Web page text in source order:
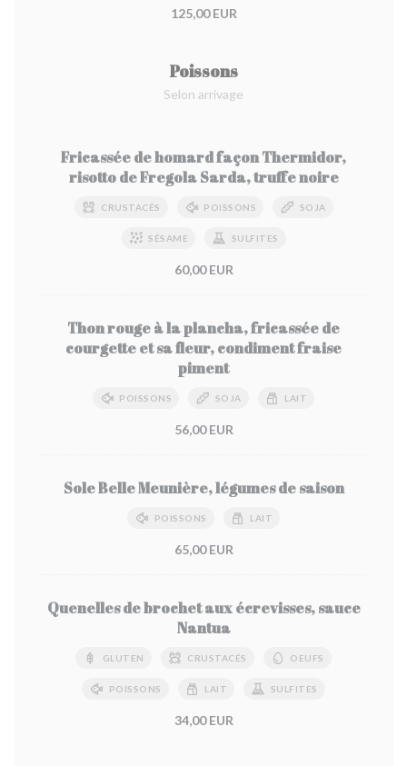
125,00 EUR
Poissons
Selon arrivage
Fricassée de homard façon Thermidor,
risotto de Fregola Sarda, truffe noire
CRUSTACÉS POISSONS SOJA
SÉSAME SULFITES
60,00 EUR
Thon rouge à la plancha, fricassée de
courgette et sa fleur, condiment fraise
piment
POISSONS SOJA LAIT
56,00 EUR
Sole Belle Meunière, légumes de saison
POISSONS LAIT
65,00 EUR
Quenelles de brochet aux écrevisses, sauce
Nantua
GLUTEN CRUSTACÉS OEUFS
POISSONS LAIT SULFITES
34,00 EUR